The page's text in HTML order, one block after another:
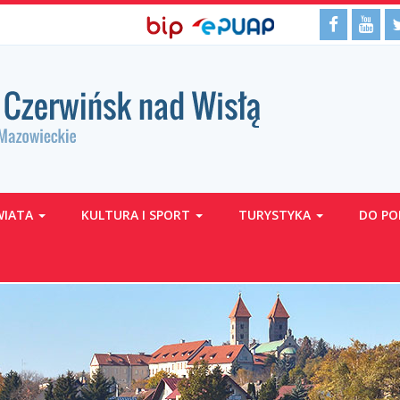
ePUAP
Biuletyn
Informacji
EPUAP
Media
KULTURA I SPORT TURYSTYKA DO